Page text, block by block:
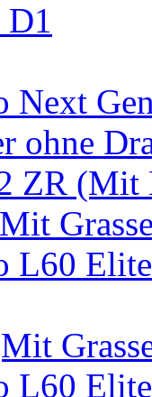
D1
Next
ohne
ZR (Mit
L60
L60